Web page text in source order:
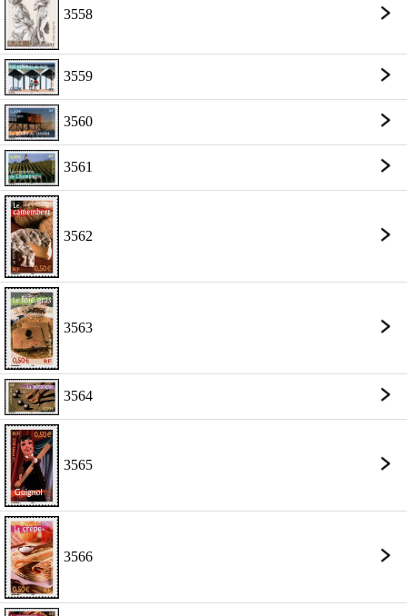
3558
3559
3560
3561
3562
3563
3564
3565
3566